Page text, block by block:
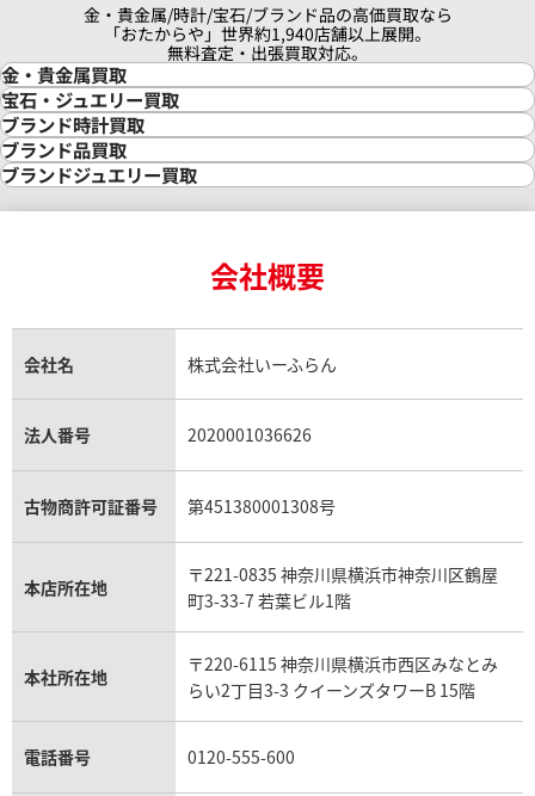
金・貴金属/時計/宝石/ブランド品の高価買取なら
「おたからや」世界約1,940店舗以上展開。
無料査定・出張買取対応。
金・貴金属買取
金買取
金の相場価格情報
金の参考買取価格一覧
インゴット買取
インゴットの相場価格情報
24金買取
金貨買取
貴金属買取
銀・シルバー買取
パラジウム買取
宝石・ジュエリー買取
宝石・ジュエリー買取
ダイヤモンド買取
ダイヤモンド・宝石の参考価格一覧
リング・結婚指輪買取
エメラルド買取
トパーズ買取
タンザナイト買取
キャッツアイ買取
アクアマリン買取
ブランド時計買取
時計買取
ロレックス買取
ロレックス デイトナ買取
ロレックス サブマリーナー買取
ロレックス エクスプローラー買取
ロレックス デイトジャスト買取
パテック フィリップノーチラス買取
ヴァシュロン・コンスタンタン買取
オメガ買取
カルティエ買取
フランク ミュラー買取
リシャール・ミル買取
パネライ買取
チューダー（チュードル）買取
ブランド品買取
ブランド買取
シャネル マトラッセ買取
セリーヌ買取
プラダ買取
ブランドジュエリー買取
ヴァンクリーフ＆アーペル買取
ショーメ買取
ダミアーニ買取
モーブッサン買取
会社概要
会社名 株式会社いーふらん
法人番号 2020001036626
古物商許可証番号 第451380001308号
本店所在地
〒221-0835 神奈川県横浜市神奈川区鶴屋
町3-33-7 若葉ビル1階
本社所在地
〒220-6115 神奈川県横浜市西区みなとみ
らい2丁目3-3 クイーンズタワーB 15階
電話番号 0120-555-600